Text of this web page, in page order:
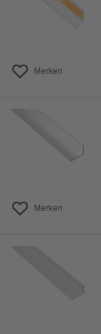
Merken
Merken